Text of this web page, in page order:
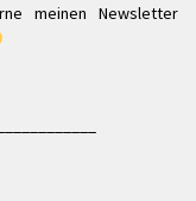
meinen Newsletter